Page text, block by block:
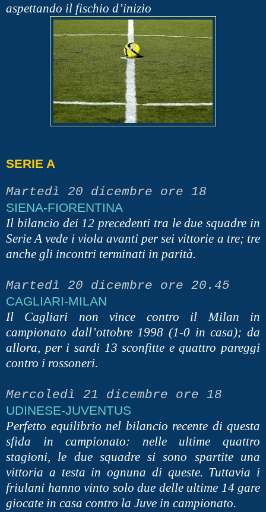
aspettando il fischio d’inizio
SERIE A
Martedì 20 dicembre ore 18
SIENA-FIORENTINA
Il bilancio dei 12 precedenti tra le due squadre in
Serie A vede i viola avanti per sei vittorie a tre; tre
anche gli incontri terminati in parità.
Martedì 20 dicembre ore 20.45
CAGLIARI-MILAN
Il Cagliari non vince contro il Milan in
campionato dall’ottobre 1998 (1-0 in casa); da
allora, per i sardi 13 sconfitte e quattro pareggi
contro i rossoneri.
Mercoledì 21 dicembre ore 18
UDINESE-JUVENTUS
Perfetto equilibrio nel bilancio recente di questa
sfida in campionato: nelle ultime quattro
stagioni, le due squadre si sono spartite una
vittoria a testa in ognuna di queste. Tuttavia i
friulani hanno vinto solo due delle ultime 14 gare
giocate in casa contro la Juve in campionato.